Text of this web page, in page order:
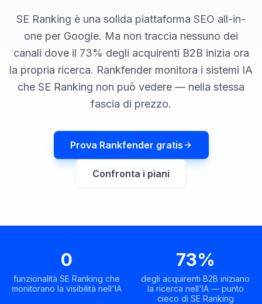
AGISCI
Content
Engine
RAISA
Assistant
SE Ranking è una solida piattaforma SEO all-in-
one per Google. Ma non traccia nessuno dei
canali dove il 73% degli acquirenti B2B inizia ora
la propria ricerca. Rankfender monitora i sistemi IA
che SE Ranking non può vedere — nella stessa
fascia di prezzo.
Prova Rankfender gratis
Confronta i piani
0
funzionalità SE Ranking che
monitorano la visibilità nell'IA
73%
degli acquirenti B2B iniziano
la ricerca nell'IA — punto
cieco di SE Ranking